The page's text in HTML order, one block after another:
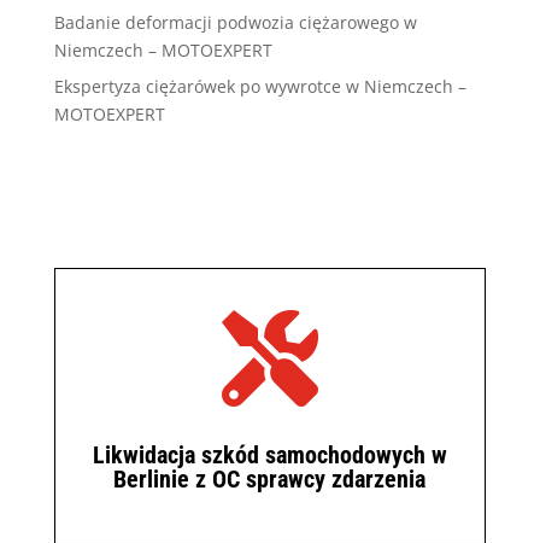
Badanie deformacji podwozia ciężarowego w
Niemczech – MOTOEXPERT
Ekspertyza ciężarówek po wywrotce w Niemczech –
MOTOEXPERT

Likwidacja szkód samochodowych w
Berlinie z OC sprawcy zdarzenia